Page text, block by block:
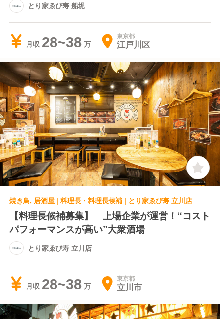
とり家ゑび寿 船堀
月収 28~38 東京都
江戸川区
焼き鳥, 居酒屋 | 料理長・料理長候補 | とり家ゑび寿 立川店
【料理長候補募集】 上場企業が運営！“コスト
パフォーマンスが高い”大衆酒場
とり家ゑび寿 立川店
月収 28~38 東京都
立川市